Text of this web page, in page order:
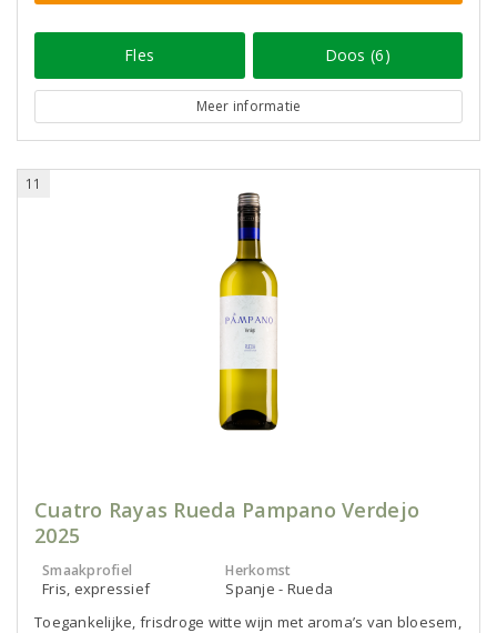
Fles Doos (6)
Meer informatie
11
Cuatro Rayas Rueda Pampano Verdejo
2025
Smaakprofiel
Fris, expressief
Herkomst
Spanje - Rueda
Toegankelijke, frisdroge witte wijn met aroma’s van bloesem,